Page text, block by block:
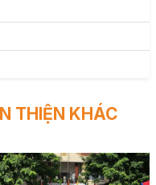
THIỆN KHÁC